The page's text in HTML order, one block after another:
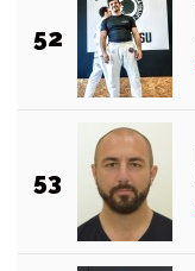
52
53